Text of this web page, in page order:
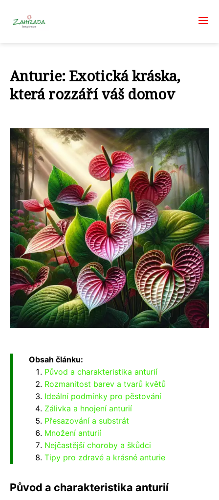
Anturie: Exotická kráska,
která rozzáří váš domov
Obsah článku:
Původ a charakteristika anturií
Rozmanitost barev a tvarů květů
Ideální podmínky pro pěstování
Zálivka a hnojení anturií
Přesazování a substrát
Množení anturií
Nejčastější choroby a škůdci
Tipy pro zdravé a krásné anturie
Původ a charakteristika anturií